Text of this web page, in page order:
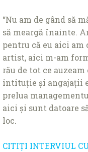
“Nu am de gând să
să meargă înainte.
pentru că eu aici
artist, aici m-am
rău de tot ce auzeam
intituţie și angajaţii
prelua
aici și sunt datoare
loc.
CITIŢI INTERVIUL